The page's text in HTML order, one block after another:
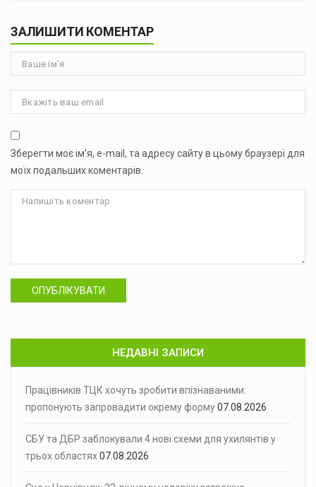
ЗАЛИШИТИ КОМЕНТАР
Зберегти моє ім'я, e-mail, та адресу сайту в цьому браузері для
моїх подальших коментарів.
ОПУБЛІКУВАТИ
НЕДАВНІ ЗАПИСИ
Працівників ТЦК хочуть зробити впізнаваними:
пропонують запровадити окрему форму07.08.2026
СБУ та ДБР заблокували 4 нові схеми для ухилянтів у
трьох областях07.08.2026